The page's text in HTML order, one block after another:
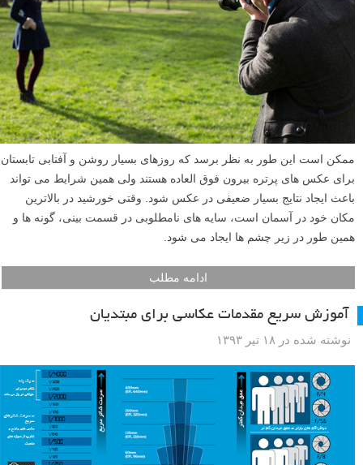
ممکن است این طور به نظر برسد که روزهای بسیار روشن و آفتابی تابستان
برای عکس های پرتره بیرون فوق العاده هستند ولی همین شرایط می تواند
باعث ایجاد نتایج بسیار ضعیفی در عکس شود. وقتی خورشید در بالاترین
مکان خود در آسمان است، سایه های نامطلوبی در قسمت بینی، گونه ها و
همین طور در زیر چشم ها ایجاد می شود.
ادامه مطلب
آموزش سریع مقدمات عکاسی برای مبتدیان
نوشته شده در ۱۸ تیر ۱۳۹۳